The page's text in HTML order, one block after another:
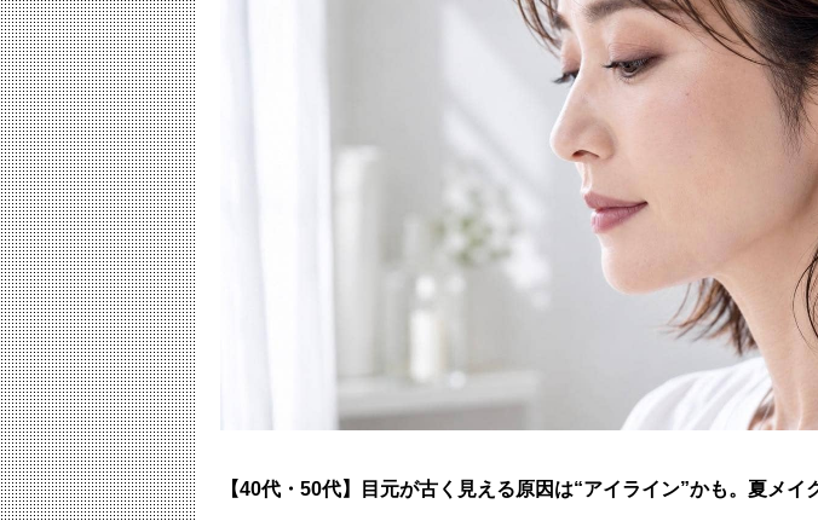
【40代・50代】目元が古く見える原因は“アイライン”かも。夏メイ